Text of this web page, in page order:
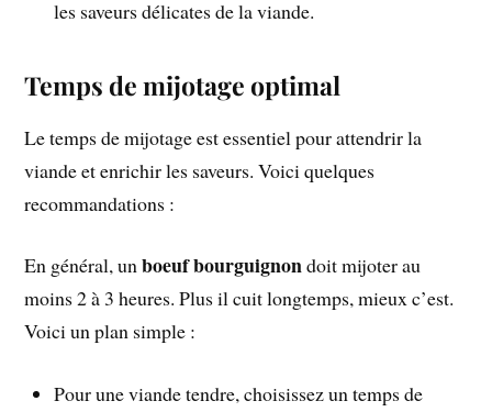
les saveurs délicates de la viande.
Temps de mijotage optimal
Le temps de mijotage est essentiel pour attendrir la
viande et enrichir les saveurs. Voici quelques
recommandations :
En général, unboeuf bourguignondoit mijoter au
moins 2 à 3 heures. Plus il cuit longtemps, mieux c’est.
Voici un plan simple :
Pour une viande tendre, choisissez un temps de